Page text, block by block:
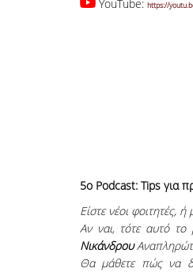
YouTube: https://
5o Podcast: Tips για
Είστε νέοι φοιτητές,
Αν ναι, τότε αυτό το
Νικάνδρου
Θα μάθετε πώς να